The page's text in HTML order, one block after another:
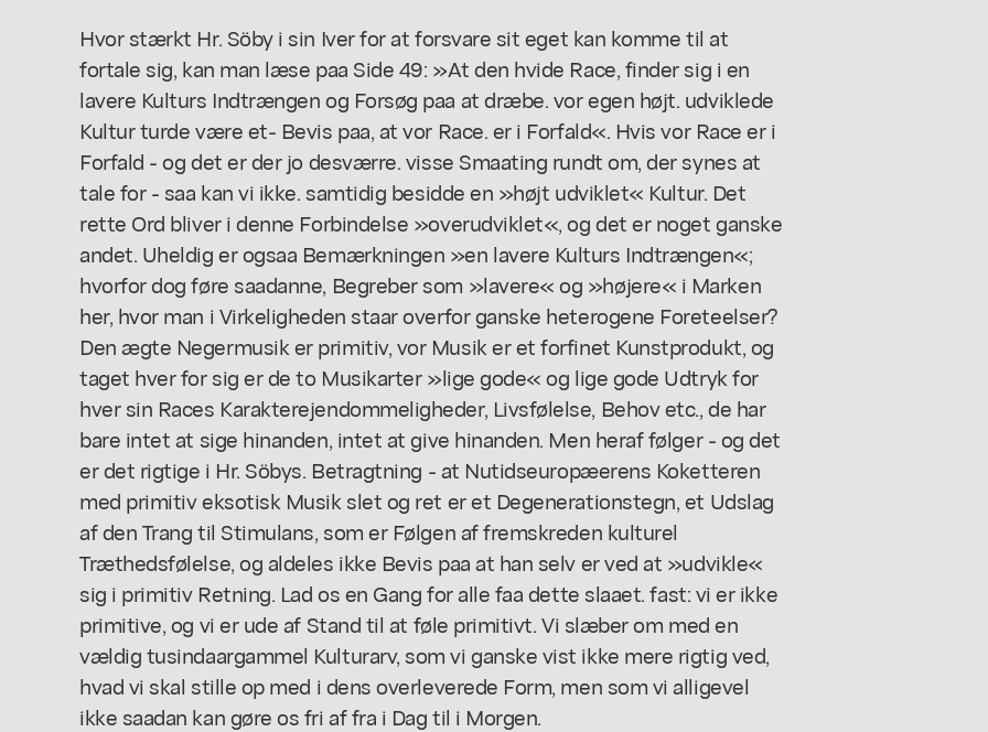
Hvor stærkt Hr. Söby i sin Iver for at forsvare sit eget kan komme til at
fortale sig, kan man læse paa Side 49: »At den hvide Race, finder sig i en
lavere Kulturs Indtrængen og Forsøg paa at dræbe. vor egen højt. udviklede
Kultur turde være et- Bevis paa, at vor Race. er i Forfald«. Hvis vor Race er i
Forfald - og det er der jo desværre. visse Smaating rundt om, der synes at
tale for - saa kan vi ikke. samtidig besidde en »højt udviklet« Kultur. Det
rette Ord bliver i denne Forbindelse »overudviklet«, og det er noget ganske
andet. Uheldig er ogsaa Bemærkningen »en lavere Kulturs Indtrængen«;
hvorfor dog føre saadanne, Begreber som »lavere« og »højere« i Marken
her, hvor man i Virkeligheden staar overfor ganske heterogene Foreteelser?
Den ægte Negermusik er primitiv, vor Musik er et forfinet Kunstprodukt, og
taget hver for sig er de to Musikarter »lige gode« og lige gode Udtryk for
hver sin Races Karakterejendommeligheder, Livsfølelse, Behov etc., de har
bare intet at sige hinanden, intet at give hinanden. Men heraf følger - og det
er det rigtige i Hr. Söbys. Betragtning - at Nutidseuropæerens Koketteren
med primitiv eksotisk Musik slet og ret er et Degenerationstegn, et Udslag
af den Trang til Stimulans, som er Følgen af fremskreden kulturel
Træthedsfølelse, og aldeles ikke Bevis paa at han selv er ved at »udvikle«
sig i primitiv Retning. Lad os en Gang for alle faa dette slaaet. fast: vi er ikke
primitive, og vi er ude af Stand til at føle primitivt. Vi slæber om med en
vældig tusindaargammel Kulturarv, som vi ganske vist ikke mere rigtig ved,
hvad vi skal stille op med i dens overleverede Form, men som vi alligevel
ikke saadan kan gøre os fri af fra i Dag til i Morgen.